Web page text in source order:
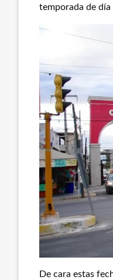
temporada de día
De cara estas